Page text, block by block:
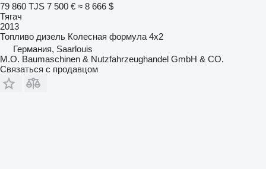
79 860 TJS 7 500 € ≈ 8 666 $
Тягач
2013
Топливо дизель Колесная формула 4x2
Германия, Saarlouis
M.O. Baumaschinen & Nutzfahrzeughandel GmbH & CO.
Связаться с продавцом